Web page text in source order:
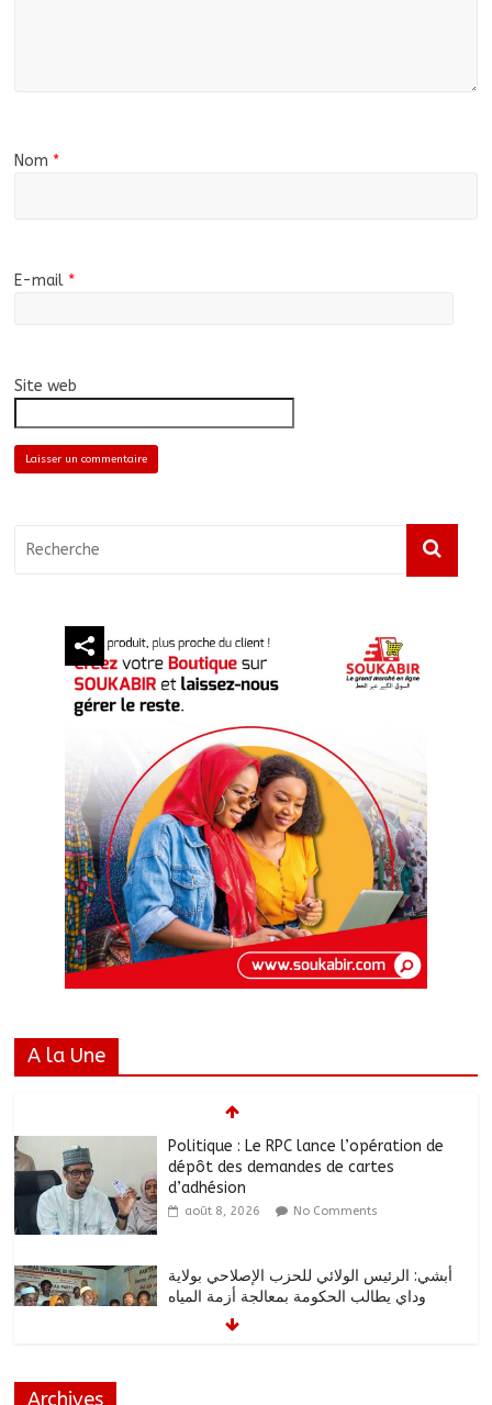
Nom *
E-mail *
Site web
A la Une
Politique : Le RPC lance l’opération de
dépôt des demandes de cartes
d’adhésion
août 8, 2026 No Comments
أبشي: الرئيس الولائي للحزب الإصلاحي بولاية
وداي يطالب الحكومة بمعالجة أزمة المياه
Archives